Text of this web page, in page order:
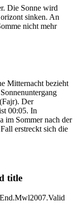
Die Sonne wird
sinken. An
nicht mehr
Mitternacht bezieht
Der
00:05. In
im Sommer nach der
erstreckt sich die
title